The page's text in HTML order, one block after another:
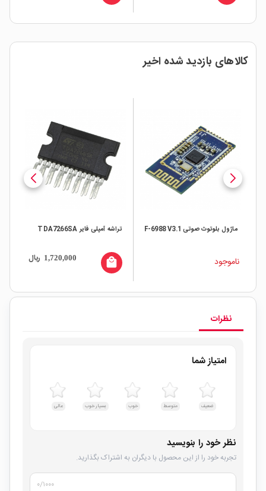
کالاهای بازدید شده اخیر
ماژول بلوتوث صوتی F-6988 V3.1
ناموجود
تراشه آمپلی فایر TDA7266SA
1,720,000 ریال local_mall
نظرات
امتیاز شما
ضعیف متوسط خوب بسیار خوب عالی
نظر خود را بنویسید
تجربه خود را از این محصول با دیگران به اشتراک بگذارید.
۰/۱۰۰۰